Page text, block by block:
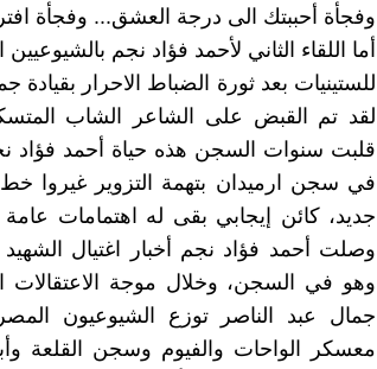
وفجأة أحببتك الى درجة العشق... وفجأة
أما اللقاء الثاني لأحمد فؤاد نجم
للستينيات بعد ثورة الضباط الاحرار
لقد تم القبض على الشاعر الشاب
قلبت سنوات السجن هذه حياة أحمد فؤاد
في سجن ارميدان بتهمة التزوير غيروا
جديد، كائن إيجابي بقى له اهتمامات عامة
وصلت أحمد فؤاد نجم أخبار اغتيال
وهو في السجن، وخلال موجة الاعتقالات
جمال عبد الناصر توزع الشيوعيون
معسكر الواحات والفيوم وسجن القلعة